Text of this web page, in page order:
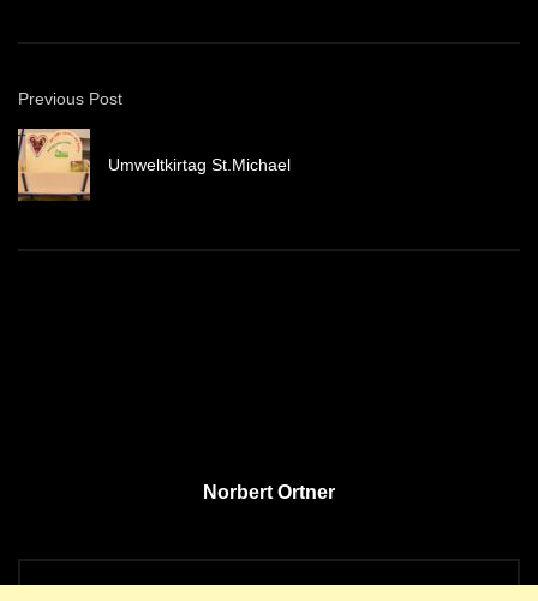
Previous Post
Umweltkirtag St.Michael
Norbert Ortner